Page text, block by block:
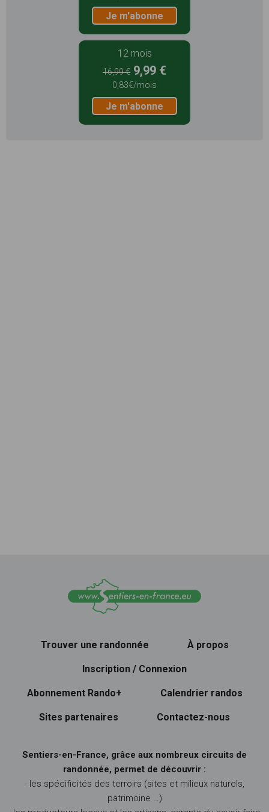
Je m'abonne
12 mois
16,99 € 9,99 €
0,83€/mois
Je m'abonne
Trouver une randonnée À propos
Inscription / Connexion
Abonnement Rando+ Calendrier randos
Sites partenaires Contactez-nous
Sentiers-en-France, grâce aux nombreux circuits de
randonnée, permet de découvrir :
- les spécificités des terroirs (sites et milieux naturels,
patrimoine …)